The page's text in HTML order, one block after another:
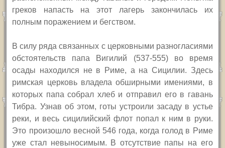
греков напасть на этот лагерь закончилась их
полным поражением и бегством.
В силу ряда связанных с церковными разногласиями
обстоятельств папа Вигилий (537-555) во время
осады находился не в Риме, а на Сицилии. Здесь
римская церковь владела обширными имениями, в
которых папа собрал хлеб и отправил его в гавань
Тибра. Узнав об этом, готы устроили засаду в устье
реки, и весь сицилийский флот попал к ним в руки.
Это произошло весной 546 года, когда голод в Риме
уже стал невыносимым. В отсутствие папы на его